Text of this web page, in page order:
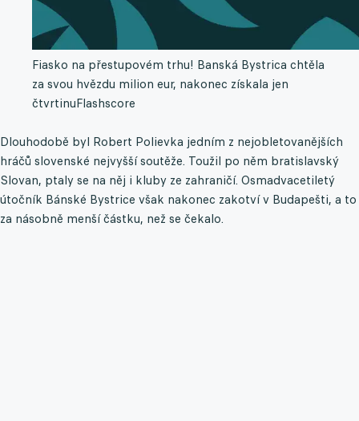
Fiasko na přestupovém trhu! Banská Bystrica chtěla
za svou hvězdu milion eur, nakonec získala jen
čtvrtinuFlashscore
Dlouhodobě byl Robert Polievka jedním z nejobletovanějších
hráčů slovenské nejvyšší soutěže. Toužil po něm bratislavský
Slovan, ptaly se na něj i kluby ze zahraničí. Osmadvacetiletý
útočník Bánské Bystrice však nakonec zakotví v Budapešti, a to
za násobně menší částku, než se čekalo.